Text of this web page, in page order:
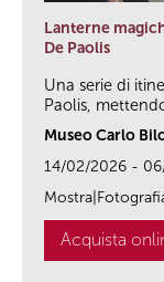
Lanterne
De Paolis
Una serie di
Paolis,
Museo Carlo
14/02/2026 -
Acquista